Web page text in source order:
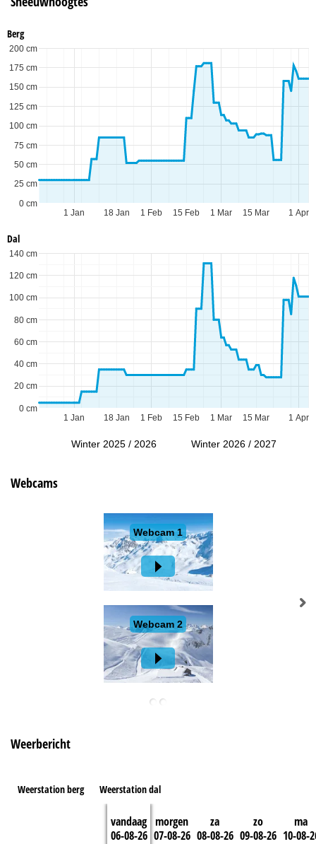
Berg
1 Jan 1 Feb 1 Mar 1 Apr
18 Jan 15 Feb 15 Mar
0 cm
25 cm
50 cm
75 cm
100 cm
125 cm
150 cm
175 cm
200 cm
Dal
1 Jan 1 Feb 1 Mar 1 Apr
18 Jan 15 Feb 15 Mar
0 cm
20 cm
40 cm
60 cm
80 cm
100 cm
120 cm
140 cm
Winter 2025 / 2026 Winter 2026 / 2027
Webcams
Weerbericht
Weerstation berg Weerstation dal
vandaag
06-08-26
morgen
07-08-26
za
08-08-26
zo
09-08-26
ma
10-08-